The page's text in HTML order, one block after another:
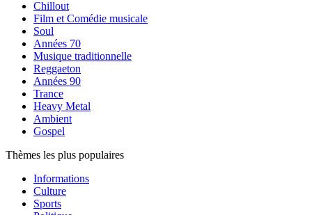
Chillout
Film et Comédie musicale
Soul
Années 70
Musique traditionnelle
Reggaeton
Années 90
Trance
Heavy Metal
Ambient
Gospel
Thèmes les plus populaires
Informations
Culture
Sports